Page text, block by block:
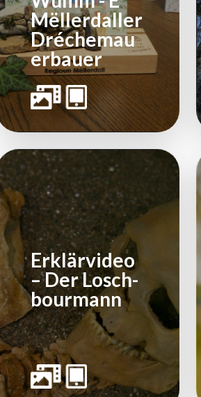
Mëllerdaller
Dréchemau
erbauer
Erklärvideo
– Der Losch-
bourmann